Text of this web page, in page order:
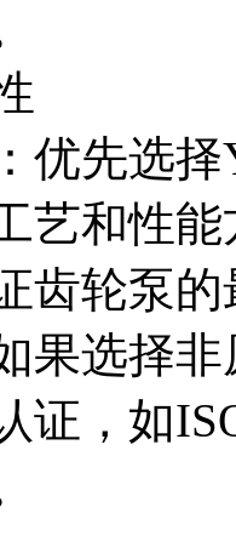
优先选
艺和性
齿轮泵
果选择
证，如